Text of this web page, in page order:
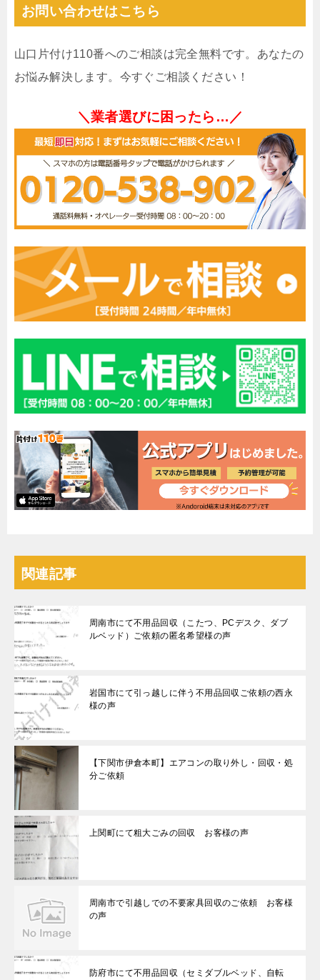
お問い合わせはこちら
山口片付け110番へのご相談は完全無料です。あなたの
お悩み解決します。今すぐご相談ください！
＼業者選びに困ったら…／
関連記事
周南市にて不用品回収（こたつ、PCデスク、ダブ
ルベッド）ご依頼の匿名希望様の声
岩国市にて引っ越しに伴う不用品回収ご依頼の西永
様の声
【下関市伊倉本町】エアコンの取り外し・回収・処
分ご依頼
上関町にて粗大ごみの回収 お客様の声
周南市で引越しでの不要家具回収のご依頼 お客様
の声
防府市にて不用品回収（セミダブルベッド、自転